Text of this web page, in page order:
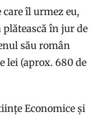
îl urmez eu,
în jur de
său român
lei (aprox. 680 de
Economice și